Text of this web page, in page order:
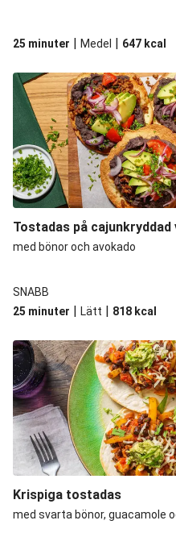
25 minuter | Medel | 647 kcal
Tostadas på
med bönor och avokado
SNABB
25 minuter | Lätt | 818 kcal
Krispiga tostadas
med svarta bönor, guacamole